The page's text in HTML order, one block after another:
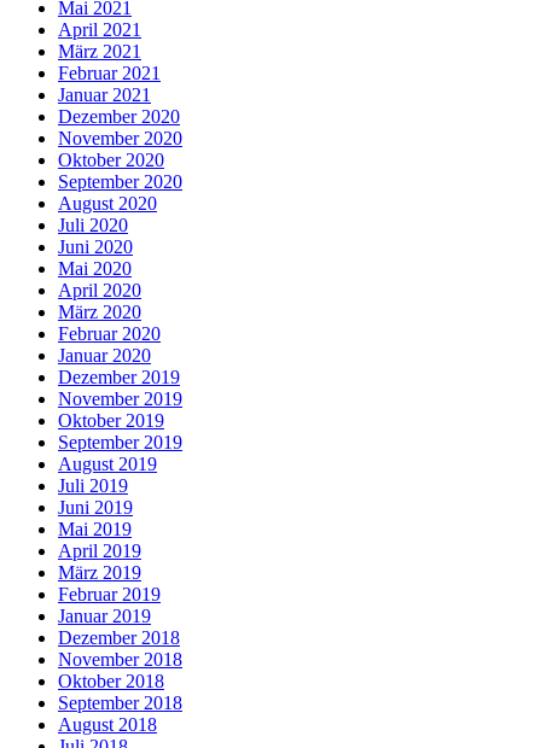
Mai 2021
April 2021
März 2021
Februar 2021
Januar 2021
Dezember 2020
November 2020
Oktober 2020
September 2020
August 2020
Juli 2020
Juni 2020
Mai 2020
April 2020
März 2020
Februar 2020
Januar 2020
Dezember 2019
November 2019
Oktober 2019
September 2019
August 2019
Juli 2019
Juni 2019
Mai 2019
April 2019
März 2019
Februar 2019
Januar 2019
Dezember 2018
November 2018
Oktober 2018
September 2018
August 2018